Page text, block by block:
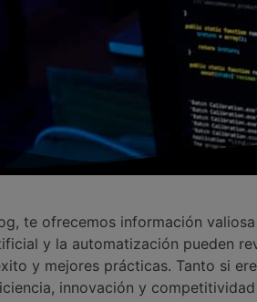
te ofrecemos información
y la automatización pueden
y mejores prácticas. Tanto si
innovación y